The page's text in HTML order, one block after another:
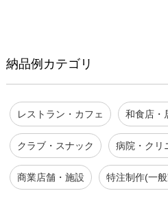
納品例カテゴリ
レストラン・カフェ 和食店・
クラブ・スナック 病院・クリ
商業店舗・施設 特注制作(一